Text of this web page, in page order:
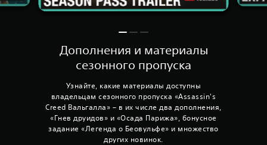
Дополнения и материалы
сезонного пропуска
Узнайте, какие материалы доступны
владельцам сезонного пропуска «Assassin's
Creed Вальгалла» – в их числе два дополнения,
«Гнев друидов» и «Осада Парижа», бонусное
задание «Легенда о Беовульфе» и множество
других новинок.